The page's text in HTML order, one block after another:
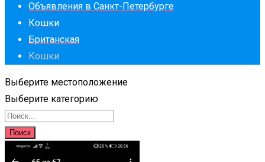
Объявления в Санкт-Петербурге
Кошки
Британская
Кошки
Выберите местоположение
Выберите категорию
Поиск